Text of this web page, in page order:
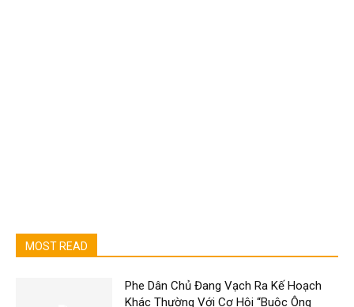
MOST READ
Phe Dân Chủ Đang Vạch Ra Kế Hoạch
Khác Thường Với Cơ Hội “Buộc Ông